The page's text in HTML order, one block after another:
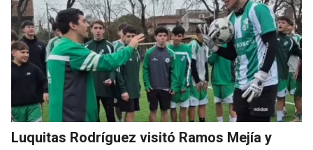
Luquitas Rodríguez visitó Ramos Mejía y